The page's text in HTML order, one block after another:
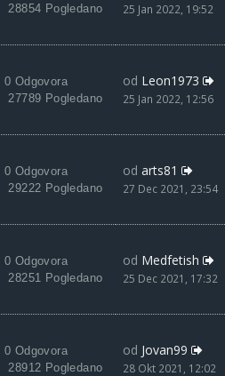
28854 Pogledano
25 Jan 2022, 19:52
0 Odgovora
27789 Pogledano
od Leon1973
25 Jan 2022, 12:56
0 Odgovora
29222 Pogledano
od arts81
27 Dec 2021, 23:54
0 Odgovora
28251 Pogledano
od Medfetish
25 Dec 2021, 17:32
0 Odgovora
28912 Pogledano
od Jovan99
28 Okt 2021, 12:02